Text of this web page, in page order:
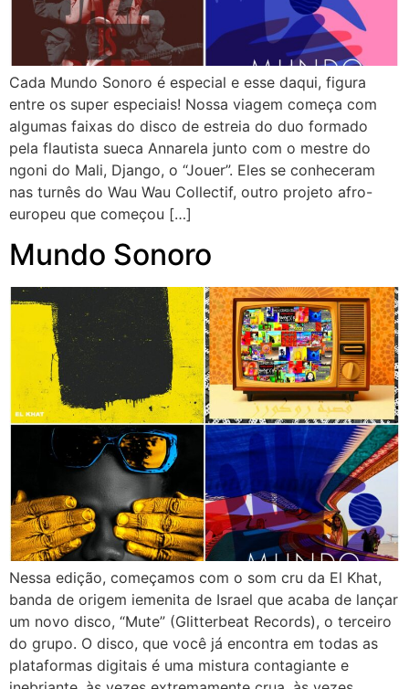
Cada Mundo Sonoro é especial e esse daqui, figura
entre os super especiais! Nossa viagem começa com
algumas faixas do disco de estreia do duo formado
pela flautista sueca Annarela junto com o mestre do
ngoni do Mali, Django, o “Jouer”. Eles se conheceram
nas turnês do Wau Wau Collectif, outro projeto afro-
europeu que começou […]
Mundo Sonoro
Nessa edição, começamos com o som cru da El Khat,
banda de origem iemenita de Israel que acaba de lançar
um novo disco, “Mute” (Glitterbeat Records), o terceiro
do grupo. O disco, que você já encontra em todas as
plataformas digitais é uma mistura contagiante e